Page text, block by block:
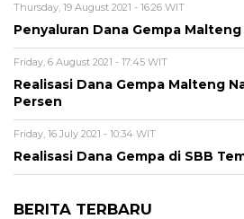
Thursday, 19 August 2021 - 16:26 WIT
Penyaluran Dana Gempa
Friday, 6 August 2021 - 17:45 WIT
Realisasi Dana Gempa Malteng
Persen
Friday, 16 July 2021 - 10:34 WIT
Realisasi Dana Gempa di SBB
BERITA TERBARU